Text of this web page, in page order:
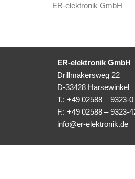
ER-elektronik GmbH
ER-elektronik GmbH
Drillmakersweg 22
D-33428 Harsewinkel
T.: +49 02588 – 9323-0
F.: +49 02588 – 9323-
info@er-elektronik.de